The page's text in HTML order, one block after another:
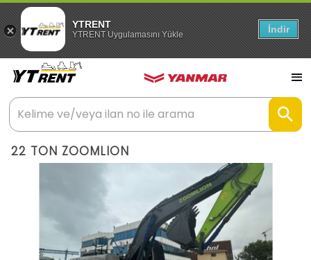
YTRENT
YTRENT Uygulamasını Yükle İndir
22 TON ZOOMLION